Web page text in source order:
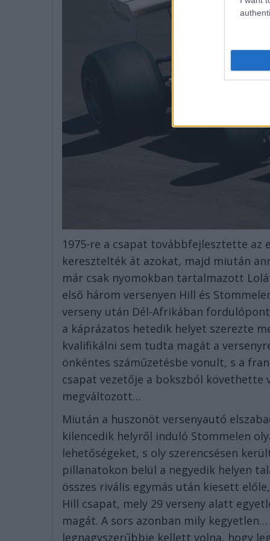
1975-re a csapat továbbfejlesztette az
keresztelték át azokat, majd miután
már csak nyomokban tartalmazott
első három versenyen Hill és
verseny után Dél-Afrikában
a káprázatos hetedik helyet szerezte
kvalifikálni sem tudta magát a
önkéntes száműzetésbe vonult, s a
csapat vezetője a bokszból
megváltozott…
Miután a huszonöt versenyautó
kilencedik helyről induló Stommelen
lehetőségeket, s oly szerencsésen
pillanatokon belül a negyedik helyen
összes rivális egymás után kiesett
Hill csapat, mely 29 verseny alatt
magát. A sors azonban mily
legnagyszerűbbje kellett volna, hogy